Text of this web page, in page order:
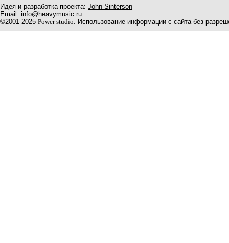
Идея и разработка проекта: John Sinterson
Email: info@heavymusic.ru
©2001-2025 Power studio. Использование информации с сайта без